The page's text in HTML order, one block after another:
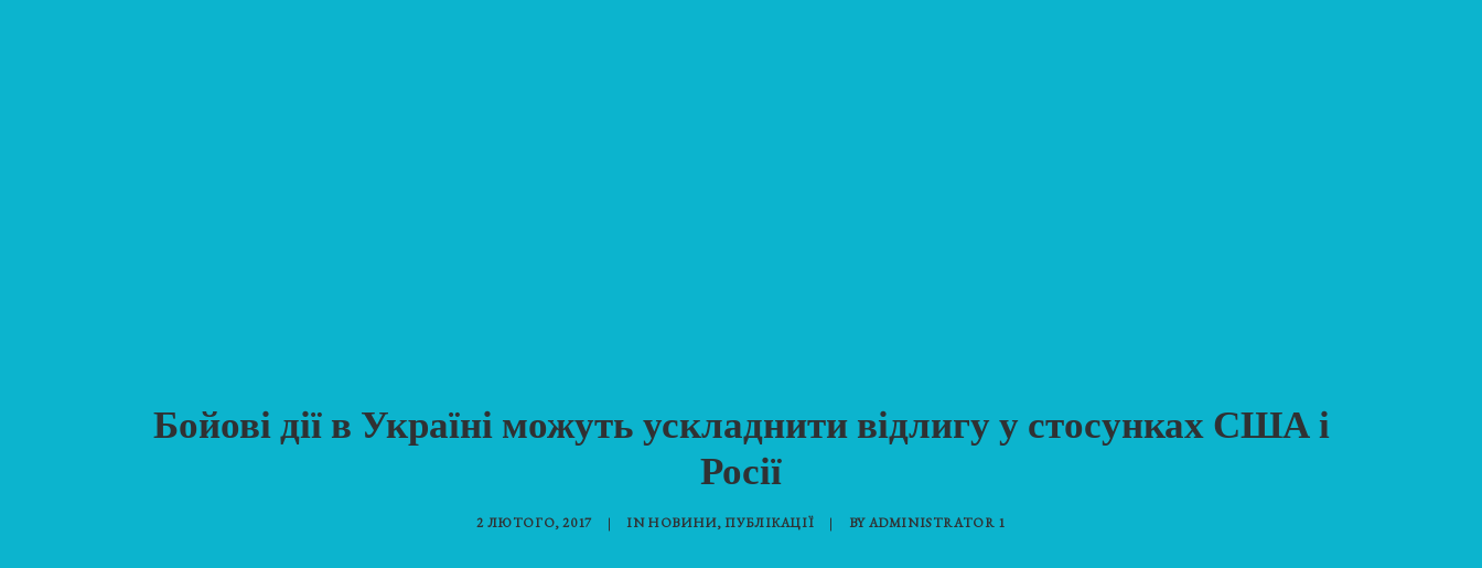
Бойові дії в Україні можуть ускладнити відлигу у стосунках США і
Росії
2 ЛЮТОГО, 2017 | INНОВИНИ,ПУБЛІКАЦІЇ | BYADMINISTRATOR 1